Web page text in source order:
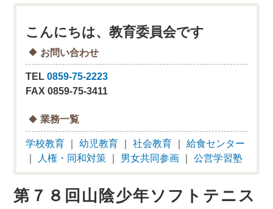
こんにちは、教育委員会です
お問い合わせ
TEL0859-75-2223
FAX 0859-75-3411
業務一覧
学校教育 ｜幼児教育 ｜社会教育 ｜給食センター
人権・同和対策 男女共同参画 ｜公営学習塾
第７８回山陰少年ソフトテニス